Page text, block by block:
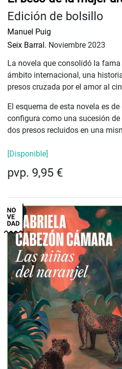
Edición de bolsillo
Manuel Puig
Seix Barral. Noviembre 2023
La novela que consolidó la fama
ámbito internacional, una
presos cruzada por el amor al
El esquema de esta novela es
configura como una sucesión
dos presos recluidos en una
[Disponible]
pvp. 9,95 €